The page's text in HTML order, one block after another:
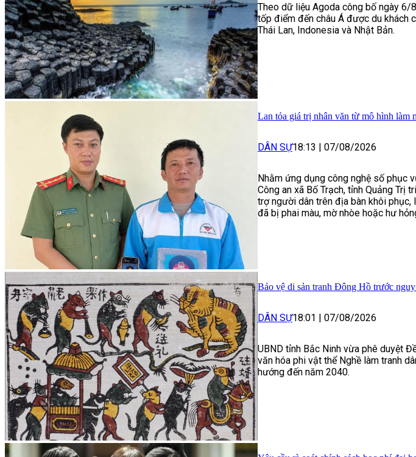
Theo dữ liệu Agoda công bố ngày
tốp điểm đến châu Á được du khách
Thái Lan, Indonesia và Nhật Bản.
Lan tỏa giá trị nhân văn từ mô hình làm
DÂN SỰ18:13 | 07/08/2026
Nhằm ứng dụng công nghệ số phục
Công an xã Bố Trạch, tỉnh Quảng Trị
trợ người dân trên địa bàn khôi
đã bị phai màu, mờ nhòe hoặc hư
Bảo vệ di sản tranh Đông Hồ trước
DÂN SỰ18:01 07/08/2026
UBND tỉnh Bắc Ninh vừa phê duyệt
văn hóa phi vật thể Nghề làm tranh
hướng đến năm 2040.